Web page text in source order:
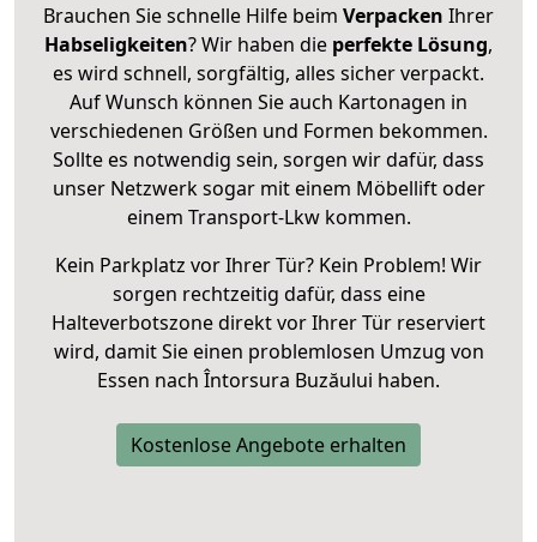
Brauchen Sie schnelle Hilfe beim Verpacken Ihrer
Habseligkeiten? Wir haben die perfekte Lösung,
es wird schnell, sorgfältig, alles sicher verpackt.
Auf Wunsch können Sie auch Kartonagen in
verschiedenen Größen und Formen bekommen.
Sollte es notwendig sein, sorgen wir dafür, dass
unser Netzwerk sogar mit einem Möbellift oder
einem Transport-Lkw kommen.
Kein Parkplatz vor Ihrer Tür? Kein Problem! Wir
sorgen rechtzeitig dafür, dass eine
Halteverbotszone direkt vor Ihrer Tür reserviert
wird, damit Sie einen problemlosen Umzug von
Essen nach Întorsura Buzăului haben.
Kostenlose Angebote erhalten